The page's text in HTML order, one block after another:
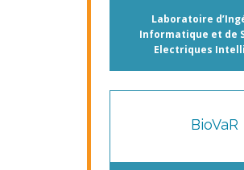
Laboratoire
Informatique et de
Electriques
BioVaR